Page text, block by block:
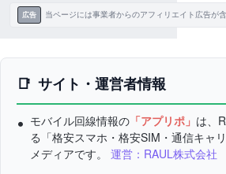
広告 当ページには事業者からのアフィリエイト広告が含
サイト・運営者情報
モバイル回線情報の 「アプリポ」 は、
る「格安スマホ・格安SIM・通信キャ
メディアです。 運営：RAUL株式会社